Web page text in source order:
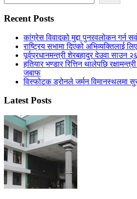
Recent Posts
कांग्रेस विवादको मुद्दा पुनरवलोकन गर्न
राष्ट्रिय सभामा दिएको अभिव्यक्तिलाई
पूर्वप्रधानमन्त्री शेरबहादुर देउवा साउन
हतियार भण्डार रित्तिन थालेपछि
जबाफ
विस्फोटक ड्रोनले जर्मन विमानस्थलमा
Latest Posts